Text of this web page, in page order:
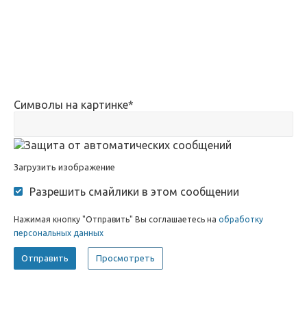
Символы на картинке*
Загрузить изображение
Разрешить смайлики в этом сообщении
Нажимая кнопку "Отправить" Вы соглашаетесь на обработку
персональных данных